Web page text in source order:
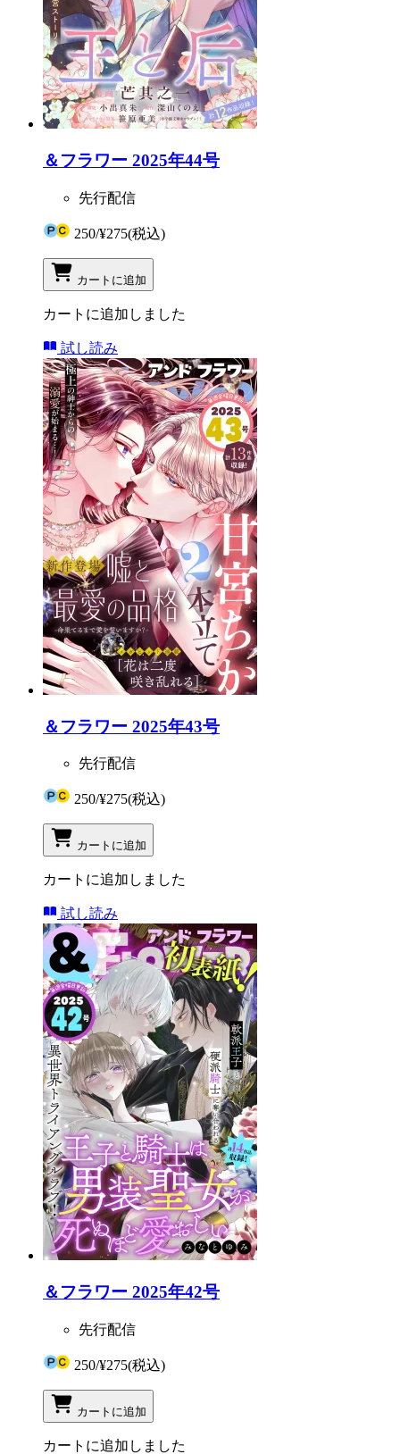
＆フラワー 2025年44号
先行配信
250/¥275(税込)
カートに追加
カートに追加しました
試し読み
＆フラワー 2025年43号
先行配信
250/¥275(税込)
カートに追加
カートに追加しました
試し読み
＆フラワー 2025年42号
先行配信
250/¥275(税込)
カートに追加
カートに追加しました